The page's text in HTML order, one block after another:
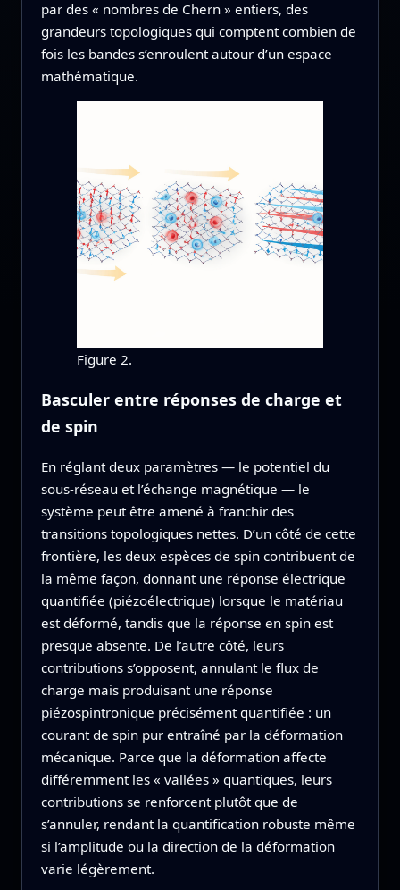
par des « nombres de Chern » entiers, des
grandeurs topologiques qui comptent combien de
fois les bandes s’enroulent autour d’un espace
mathématique.
Figure 2.
Basculer entre réponses de charge et
de spin
En réglant deux paramètres — le potentiel du
sous‑réseau et l’échange magnétique — le
système peut être amené à franchir des
transitions topologiques nettes. D’un côté de cette
frontière, les deux espèces de spin contribuent de
la même façon, donnant une réponse électrique
quantifiée (piézoélectrique) lorsque le matériau
est déformé, tandis que la réponse en spin est
presque absente. De l’autre côté, leurs
contributions s’opposent, annulant le flux de
charge mais produisant une réponse
piézospintronique précisément quantifiée : un
courant de spin pur entraîné par la déformation
mécanique. Parce que la déformation affecte
différemment les « vallées » quantiques, leurs
contributions se renforcent plutôt que de
s’annuler, rendant la quantification robuste même
si l’amplitude ou la direction de la déformation
varie légèrement.